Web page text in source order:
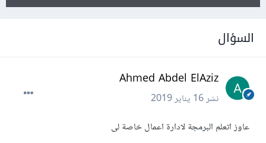
السؤال
Ahmed Abdel ElAziz
نشر16 يناير 2019
عاوز اتعلم البرمجة لادارة اعمال خاصة لى